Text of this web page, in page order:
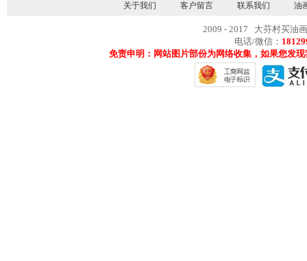
关于我们 客户留言 联系我们 油
2009 - 2017 大芬村买油
电话/微信：
免责申明：网站图片部份为网络收集，如果您发